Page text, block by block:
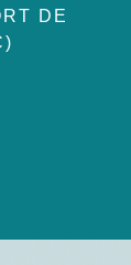
DE